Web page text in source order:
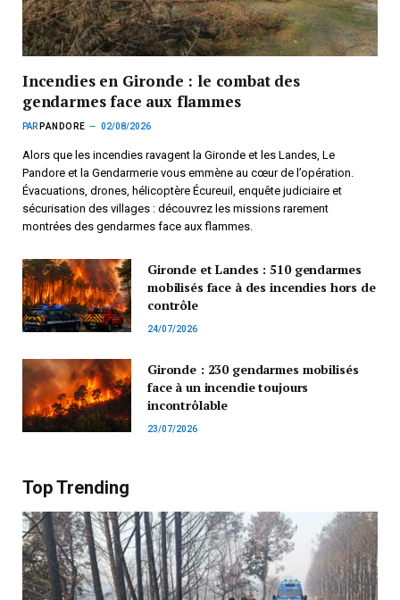
Incendies en Gironde : le combat des
gendarmes face aux flammes
PAR PANDORE 02/08/2026
Alors que les incendies ravagent la Gironde et les Landes, Le
Pandore et la Gendarmerie vous emmène au cœur de l’opération.
Évacuations, drones, hélicoptère Écureuil, enquête judiciaire et
sécurisation des villages : découvrez les missions rarement
montrées des gendarmes face aux flammes.
Gironde et Landes : 510 gendarmes
mobilisés face à des incendies hors de
contrôle
24/07/2026
Gironde : 230 gendarmes mobilisés
face à un incendie toujours
incontrôlable
23/07/2026
Top Trending